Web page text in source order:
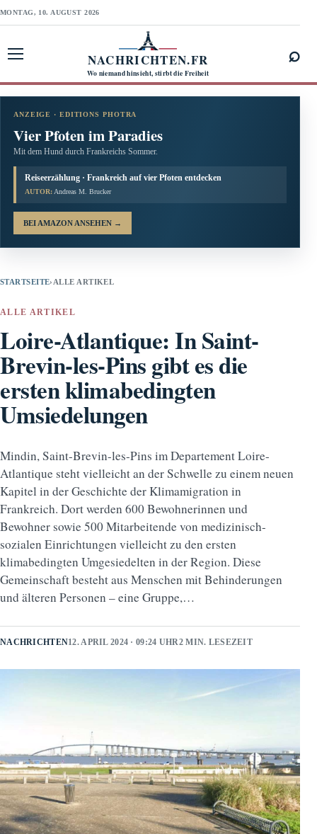
MONTAG, 10. AUGUST 2026
NACHRICHTEN.FR
Wo niemand hinsieht, stirbt die Freiheit
⌕
ANZEIGE · EDITIONS PHOTRA
Vier Pfoten im Paradies
Mit dem Hund durch Frankreichs Sommer.
Reiseerzählung · Frankreich auf vier Pfoten entdecken
AUTOR: Andreas M. Brucker
BEI AMAZON ANSEHEN →
STARTSEITE› ALLE ARTIKEL
ALLE ARTIKEL
Loire-Atlantique: In Saint-
Brevin-les-Pins gibt es die
ersten klimabedingten
Umsiedelungen
Mindin, Saint-Brevin-les-Pins im Departement Loire-
Atlantique steht vielleicht an der Schwelle zu einem neuen
Kapitel in der Geschichte der Klimamigration in
Frankreich. Dort werden 600 Bewohnerinnen und
Bewohner sowie 500 Mitarbeitende von medizinisch-
sozialen Einrichtungen vielleicht zu den ersten
klimabedingten Umgesiedelten in der Region. Diese
Gemeinschaft besteht aus Menschen mit Behinderungen
und älteren Personen – eine Gruppe,…
NACHRICHTEN12. APRIL 2024 · 09:24 UHR2 MIN. LESEZEIT